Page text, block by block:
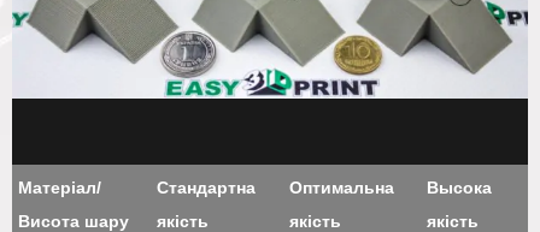
Матеріал/
Висота шару
Стандартна
якість
Оптимальна
якість
Высока
якість